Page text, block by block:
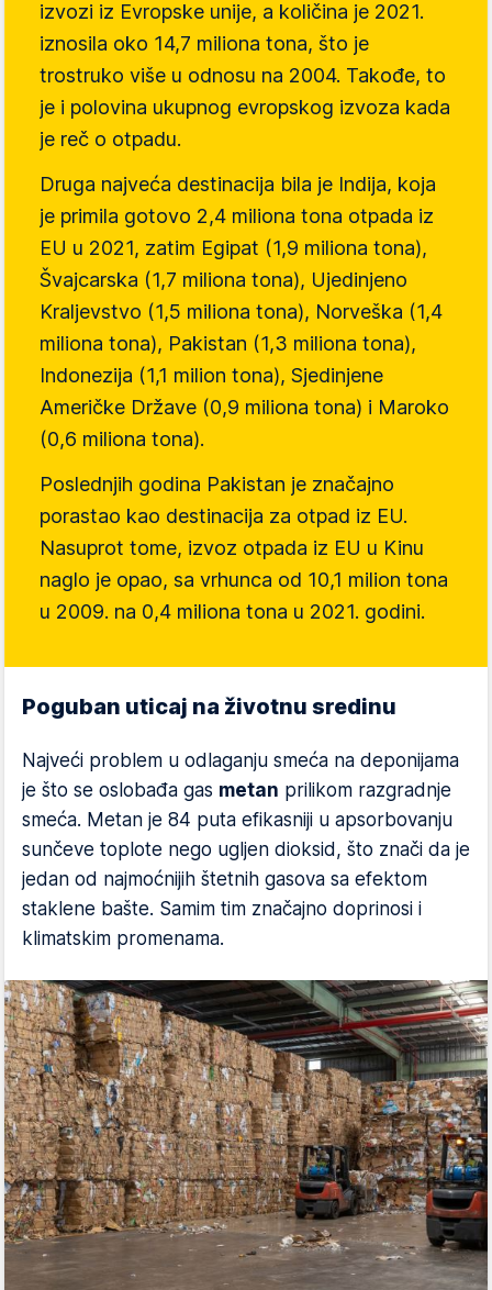
izvozi iz Evropske unije, a količina je 2021.
iznosila oko 14,7 miliona tona, što je
trostruko više u odnosu na 2004. Takođe, to
je i polovina ukupnog evropskog izvoza kada
je reč o otpadu.
Druga najveća destinacija bila je Indija, koja
je primila gotovo 2,4 miliona tona otpada iz
EU u 2021, zatim Egipat (1,9 miliona tona),
Švajcarska (1,7 miliona tona), Ujedinjeno
Kraljevstvo (1,5 miliona tona), Norveška (1,4
miliona tona), Pakistan (1,3 miliona tona),
Indonezija (1,1 milion tona), Sjedinjene
Američke Države (0,9 miliona tona) i Maroko
(0,6 miliona tona).
Poslednjih godina Pakistan je značajno
porastao kao destinacija za otpad iz EU.
Nasuprot tome, izvoz otpada iz EU u Kinu
naglo je opao, sa vrhunca od 10,1 milion tona
u 2009. na 0,4 miliona tona u 2021. godini.
Poguban uticaj na životnu sredinu
Najveći problem u odlaganju smeća na deponijama
je što se oslobađa gas metan prilikom razgradnje
smeća. Metan je 84 puta efikasniji u apsorbovanju
sunčeve toplote nego ugljen dioksid, što znači da je
jedan od najmoćnijih štetnih gasova sa efektom
staklene bašte. Samim tim značajno doprinosi i
klimatskim promenama.